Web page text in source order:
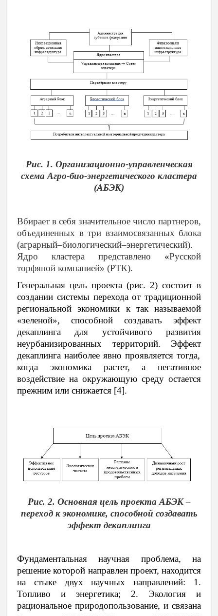
Рис. 1. Организационно-управленческая
схема Агро-био-энергетического кластера
(АБЭК)
Вбирает в себя значительное число партнеров,
объединенных в три взаимосвязанных блока
(аграрный–биологический–энергетический).
Ядро кластера представлено «Русской
торфяной компанией» (РТК).
Генеральная цель проекта (рис. 2) состоит в
создании системы перехода от традиционной
региональной экономики к так называемой
«зеленой», способной создавать эффект
декаплинга для устойчивого развития
неурбанизированных территорий.
Эффект
декаплинга наиболее явно проявляется тогда,
когда экономика растет, а негативное
воздействие на окружающую среду остается
прежним или снижается [4].
Рис. 2. Основная цель проекта АБЭК –
переход к экономике, способной создавать
эффект декаплинга
Фундаментальная научная проблема, на
решение которой направлен проект, находится
на стыке двух научных направлений: 1.
Топливо и энергетика; 2. Экология и
рациональное природопользование, и связана